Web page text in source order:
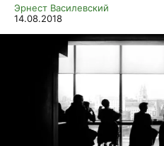
Эрнест Василевский
14.08.2018